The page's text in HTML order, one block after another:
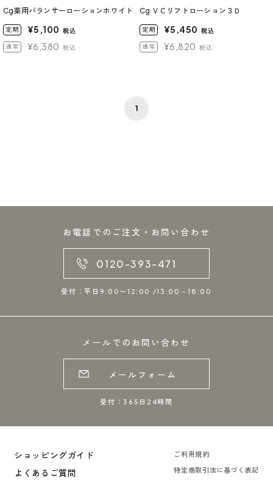
Cg薬用バランサーローションホワイト
定期 ¥5,100 税込
通常 ¥6,380 税込
Cg ＶＣリフトローション３Ｄ
定期 ¥5,450 税込
通常 ¥6,820 税込
1
お電話でのご注文・お問い合わせ
0120-393-471
受付：平日9:00〜12:00 /13:00～18:00
メールでのお問い合わせ
メールフォーム
受付：365日24時間
ショッピングガイド
よくあるご質問
ご利用規約
特定商取引法に基づく表記